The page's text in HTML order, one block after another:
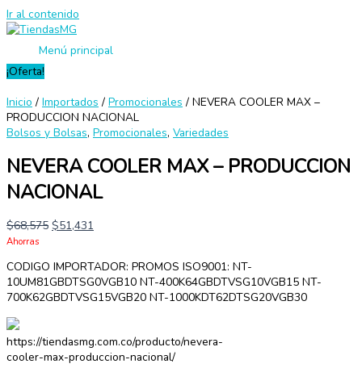
Ir al contenido
Menú principal
¡Oferta!
Inicio / Importados / Promocionales / NEVERA COOLER MAX –
PRODUCCION NACIONAL
Bolsos y Bolsas, Promocionales, Variedades
NEVERA COOLER MAX – PRODUCCION
NACIONAL
$68,575 $51,431
Ahorras
CODIGO IMPORTADOR: PROMOS ISO9001: NT-
10UM81GBDTSG0VGB10 NT-400K64GBDTVSG10VGB15 NT-
700K62GBDTVSG15VGB20 NT-1000KDT62DTSG20VGB30
https://tiendasmg.com.co/producto/nevera-
cooler-max-produccion-nacional/